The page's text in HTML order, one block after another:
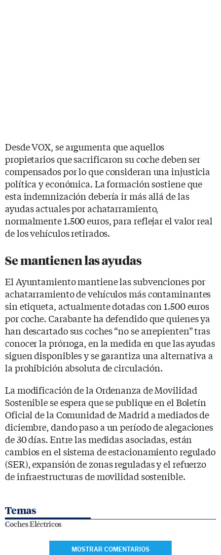
Desde VOX, se argumenta que aquellos
propietarios que sacrificaron su coche deben ser
compensados por lo que consideran una injusticia
política y económica. La formación sostiene que
esta indemnización debería ir más allá de las
ayudas actuales por achatarramiento,
normalmente 1.500 euros, para reflejar el valor real
de los vehículos retirados.
Se mantienen las ayudas
El Ayuntamiento mantiene las subvenciones por
achatarramiento de vehículos más contaminantes
sin etiqueta, actualmente dotadas con 1.500 euros
por coche. Carabante ha defendido que quienes ya
han descartado sus coches “no se arrepienten” tras
conocer la prórroga, en la medida en que las ayudas
siguen disponibles y se garantiza una alternativa a
la prohibición absoluta de circulación.
La modificación de la Ordenanza de Movilidad
Sostenible se espera que se publique en el Boletín
Oficial de la Comunidad de Madrid a mediados de
diciembre, dando paso a un período de alegaciones
de 30 días. Entre las medidas asociadas, están
cambios en el sistema de estacionamiento regulado
(SER), expansión de zonas reguladas y el refuerzo
de infraestructuras de movilidad sostenible.
Temas
Coches Eléctricos
MOSTRAR COMENTARIOS